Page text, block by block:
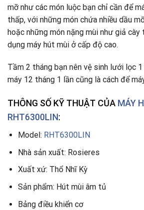
mỡ như các món luộc bạn chỉ cần để
thấp, với những món chứa nhiều dầu
hoặc những món nặng mùi như giả
dụng máy hút mùi ở cấp độ cao.
Tầm 2 tháng bạn nên vệ sinh lưới lọc
máy 12 tháng 1 lần cũng là cách để
THÔNG SỐ KỸ THUẬT CỦA MÁY
RHT6300LIN:
Model: RHT6300LIN
Nhà sản xuất: Rosieres
Xuất xứ: Thổ Nhĩ Kỳ
Sản phẩm: Hút mùi âm tủ
Bảng điều khiển cơ